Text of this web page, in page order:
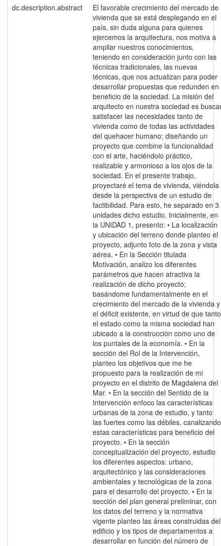
dc.description.abstract
El favorable crecimiento del mercado de
vivienda que se está desplegando en el
país, sin duda alguna para quienes
ejercemos la arquitectura, nos motiva a
ampliar nuestros conocimientos,
teniendo en consideración junto con las
técnicas tradicionales, las nuevas
técnicas, que nos actualizan para poder
desarrollar propuestas que redunden en
beneficio de la sociedad. La misión del
arquitecto en nuestra sociedad es
satisfacer las necesidades tanto de
vivienda como de todas las actividades
del quehacer humano; diseñando un
proyecto que combine la funcionalidad
con el arte, haciéndolo práctico,
realizable y armonioso a los ojos de la
sociedad. En el presente trabajo,
proyectaré el tema de vivienda, viéndola
desde la perspectiva de un estudio de
factibilidad. Para esto, he separado en 3
unidades dicho estudio. Inicialmente, en
la UNIDAD 1, presento: • La localización
y ubicación del terreno donde planteo el
proyecto, adjunto foto de la zona y vista
aérea. • En la Sección titulada
Motivación, analizo los diferentes
parámetros que hacen atractiva la
realización de dicho proyecto;
basándome fundamentalmente en el
crecimiento del mercado de la vivienda y
el déficit existente, en virtud de que tanto
el estado como la misma sociedad han
ubicado a la construcción como uno de
los puntales de la economía. • En la
sección del Rol de la Intervención,
planteo los objetivos que me he
propuesto para la realización de mi
proyecto en el distrito de Magdalena del
Mar. • En la sección del Sentido de la
Intervención enfoco las características
urbanas de la zona de estudio, y tanto
las fuertes como las débiles, canalizando
estas características para beneficio del
proyecto. • En la sección
conceptualización del proyecto, estudio
los diferentes aspectos: urbano,
arquitectónico y las consideraciones
ambientales y tecnológicas de la zona
para el desarrollo del proyecto. • En la
sección del plan general preliminar, con
los datos del terreno y la normativa
vigente planteo las áreas construidas del
edificio y los tipos de departamentos a
desarrollar en función del número de